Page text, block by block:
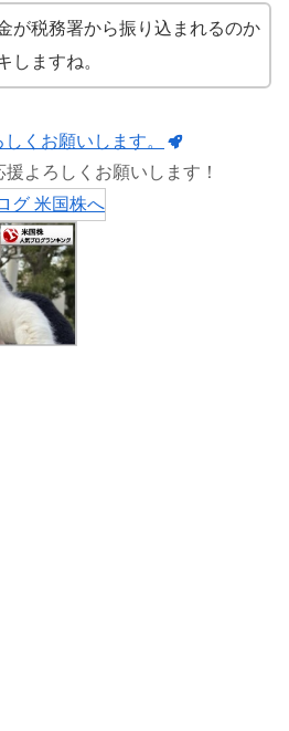
が税務署から振り込まれるのか
しますね。
くお願いします。
よろしくお願いします！